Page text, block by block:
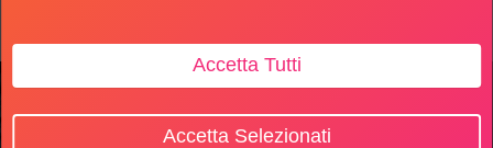
Accetta Tutti
Accetta Selezionati